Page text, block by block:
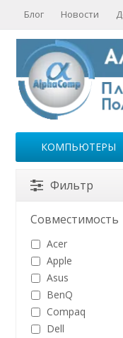
Блог Новости
КОМПЬЮТЕРЫ
Фильтр
Совместимость
Acer
Apple
Asus
BenQ
Compaq
Dell